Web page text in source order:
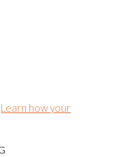
Learn how your